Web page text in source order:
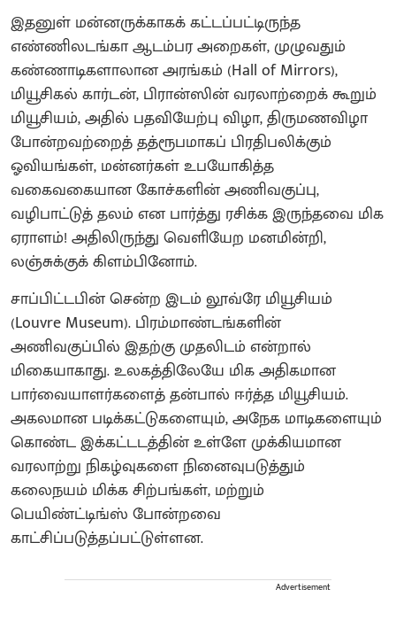
இதனுள் மன்னருக்காகக் கட்டப்பட்டிருந்த
எண்ணிலடங்கா ஆடம்பர அறைகள், முழுவதும்
கண்ணாடிகளாலான அரங்கம் (Hall of Mirrors),
மியூசிகல் கார்டன், பிரான்ஸின் வரலாற்றைக் கூறும்
மியூசியம், அதில் பதவியேற்பு விழா, திருமணவிழா
போன்றவற்றைத் தத்ரூபமாகப் பிரதிபலிக்கும்
ஓவியங்கள், மன்னர்கள் உபயோகித்த
வகைவகையான கோச்களின் அணிவகுப்பு,
வழிபாட்டுத் தலம் என பார்த்து ரசிக்க இருந்தவை மிக
ஏராளம்! அதிலிருந்து வெளியேற மனமின்றி,
லஞ்சுக்குக் கிளம்பினோம்.
சாப்பிட்டபின் சென்ற இடம் லூவ்ரே மியூசியம்
(Louvre Museum). பிரம்மாண்டங்களின்
அணிவகுப்பில் இதற்கு முதலிடம் என்றால்
மிகையாகாது. உலகத்திலேயே மிக அதிகமான
பார்வையாளர்களைத் தன்பால் ஈர்த்த மியூசியம்.
அகலமான படிக்கட்டுகளையும், அநேக மாடிகளையும்
கொண்ட இக்கட்டடத்தின் உள்ளே முக்கியமான
வரலாற்று நிகழ்வுகளை நினைவுபடுத்தும்
கலைநயம் மிக்க சிற்பங்கள், மற்றும்
பெயிண்ட்டிங்ஸ் போன்றவை
காட்சிப்படுத்தப்பட்டுள்ளன.
Advertisement